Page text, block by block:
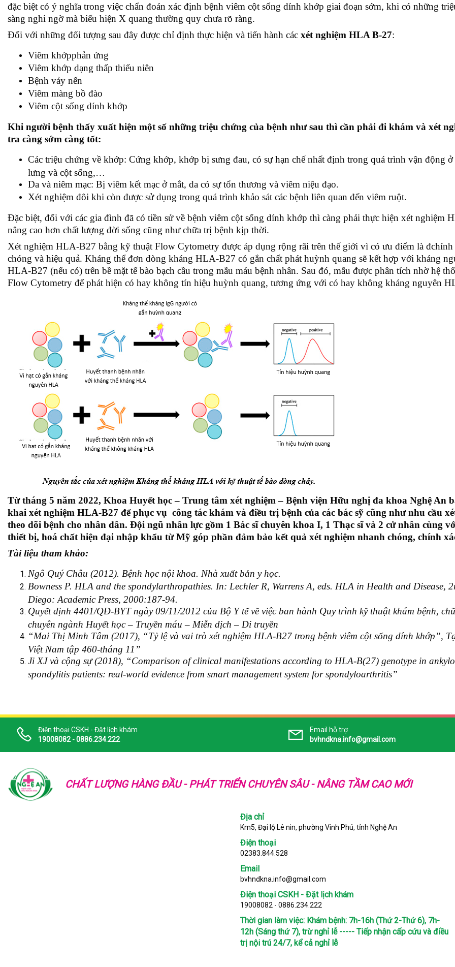
đặc biệt có ý nghĩa trong việc chẩn đoán xác định bệnh viêm cột sống dính khớp giai đoạn sớm, khi có những
sàng nghi ngờ mà biểu hiện X quang thường quy chưa rõ ràng.
Đối với những đối tượng sau đây được chỉ định thực hiện và tiến hành các xét nghiệm HLA B-27:
Viêm khớpphản ứng
Viêm khớp dạng thấp thiếu niên
Bệnh vảy nến
Viêm màng bồ đào
Viêm cột sống dính khớp
Khi người bệnh thấy xuất hiện một số những triệu chứng của bệnh như sau thì cần phải đi khám và xét
tra càng sớm càng tốt:
Các triệu chứng về khớp: Cứng khớp, khớp bị sưng đau, có sự hạn chế nhất định trong quá trình vận động
lưng và cột sống,…
Da và niêm mạc: Bị viêm kết mạc ở mắt, da có sự tổn thương và viêm niệu đạo.
Xét nghiệm đôi khi còn được sử dụng trong quá trình khảo sát các bệnh liên quan đến viêm ruột.
Đặc biệt, đối với các gia đình đã có tiền sử về bệnh viêm cột sống dính khớp thì càng phải thực hiện xét nghiệm
nâng cao hơn chất lượng đời sống cũng như chữa trị bệnh kịp thời.
Xét nghiệm HLA-B27 bằng kỹ thuật Flow Cytometry được áp dụng rộng rãi trên thế giới vì có ưu điểm là đchính
chóng và hiệu quả. Kháng thể đơn dòng kháng HLA-B27 có gắn chất phát huỳnh quang sẽ kết hợp với kháng
HLA-B27 (nếu có) trên bề mặt tế bào bạch cầu trong mẫu máu bệnh nhân. Sau đó, mẫu được phân tích nhờ hệ
Flow Cytometry để phát hiện có hay không tín hiệu huỳnh quang, tương ứng với có hay không kháng nguyên
Từ tháng 5 năm 2022, Khoa Huyết học – Trung tâm xét nghiệm – Bệnh viện Hữu nghị đa khoa Nghệ An
khai xét nghiệm HLA-B27 để phục vụ công tác khám và điều trị bệnh của các bác sỹ cũng như nhu cầu
theo dõi bệnh cho nhân dân. Đội ngũ nhân lực gồm 1 Bác sĩ chuyên khoa I, 1 Thạc sĩ và 2 cử nhân cùng
thiết bị, hoá chất hiện đại nhập khẩu từ Mỹ góp phần đảm bảo kết quả xét nghiệm nhanh chóng, chính
Tài liệu tham khảo:
Ngô Quý Châu (2012). Bệnh học nội khoa. Nhà xuất bản y học.
Bowness P. HLA and the spondylarthropathies. In: Lechler R, Warrens A, eds. HLA in Health and Disease,
Diego: Academic Press, 2000:187-94.
Quyết định 4401/QĐ-BYT ngày 09/11/2012 của Bộ Y tế về việc ban hành Quy trình kỹ thuật khám bệnh,
chuyên ngành Huyết học – Truyền máu – Miễn dịch – Di truyền
“Mai Thị Minh Tâm (2017), “Tỷ lệ và vai trò xét nghiệm HLA-B27 trong bệnh viêm cột sống dính khớp”,
Việt Nam tập 460-tháng 11”
Ji XJ và cộng sự (2018), “Comparison of clinical manifestations according to HLA-B(27) genotype in
spondylitis patients: real-world evidence from smart management system for spondyloarthritis”
Điện thoại CSKH - Đặt lịch khám
19008082 - 0886.234.222
Email hỗ trợ
bvhndkna.info@gmail.com
CHẤT LƯỢNG HÀNG ĐẦU - PHÁT TRIỂN CHUYÊN SÂU - NÂNG TẦM CAO MỚI
Địa chỉ
Km5, Đại lộ Lê nin, phường Vinh Phú, tỉnh Nghệ An
Điện thoại
02383.844.528
Email
bvhndkna.info@gmail.com
Điện thoại CSKH - Đặt lịch khám
19008082 - 0886.234.222
Thời gian làm việc: Khám bệnh: 7h-16h (Thứ 2-Thứ 6), 7h-
12h (Sáng thứ 7), trừ nghỉ lễ ----- Tiếp nhận cấp cứu và điều
trị nội trú 24/7, kể cả nghỉ lễ